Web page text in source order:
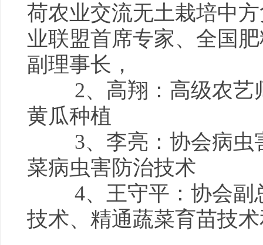
荷农业交流无土栽培中
业联盟首席专家、全国
副理事长，
2、高翔：高级农艺
黄瓜种植
3、李亮：协会病虫
菜病虫害防治技术
4、王守平：协会副
技术、精通蔬菜育苗技